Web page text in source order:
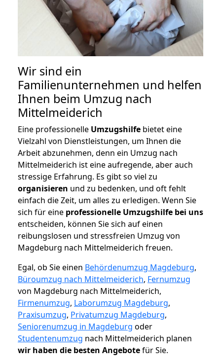
Wir sind ein
Familienunternehmen und helfen
Ihnen beim Umzug nach
Mittelmeiderich
Eine professionelle Umzugshilfe bietet eine
Vielzahl von Dienstleistungen, um Ihnen die
Arbeit abzunehmen, denn ein Umzug nach
Mittelmeiderich ist eine aufregende, aber auch
stressige Erfahrung. Es gibt so viel zu
organisieren und zu bedenken, und oft fehlt
einfach die Zeit, um alles zu erledigen. Wenn Sie
sich für eine professionelle Umzugshilfe bei uns
entscheiden, können Sie sich auf einen
reibungslosen und stressfreien Umzug von
Magdeburg nach Mittelmeiderich freuen.
Egal, ob Sie einen Behördenumzug Magdeburg,
Büroumzug nach Mittelmeiderich, Fernumzug
von Magdeburg nach Mittelmeiderich,
Firmenumzug, Laborumzug Magdeburg,
Praxisumzug, Privatumzug Magdeburg,
Seniorenumzug in Magdeburg oder
Studentenumzug nach Mittelmeiderich planen
wir haben die besten Angebotefür Sie.